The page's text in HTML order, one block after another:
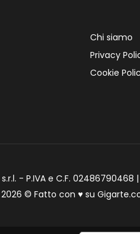
Chi siamo
Privacy
Cookie
- P.IVA e C.F.
© Fatto con ♥ su